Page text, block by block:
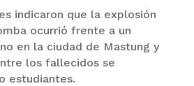
indicaron que la explosión
ocurrió frente a un
en la ciudad de Mastung y
los fallecidos se
estudiantes.